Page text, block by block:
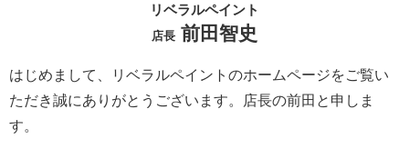
リベラルペイント
店長 前田智史
はじめまして、リベラルペイントのホームページをご覧い
ただき誠にありがとうございます。
店長の前田と申しま
す。